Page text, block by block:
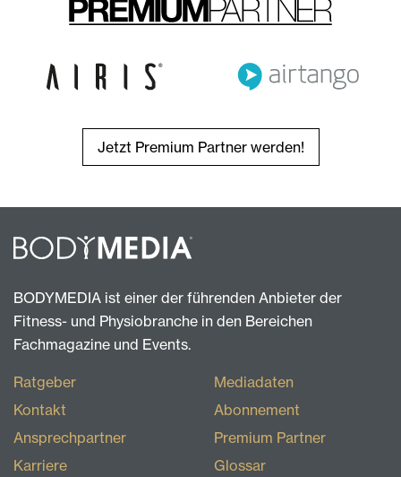
Jetzt Premium Partner werden!
BODYMEDIA ist einer der führenden Anbieter der
Fitness- und Physiobranche in den Bereichen
Fachmagazine und Events.
Ratgeber
Kontakt
Ansprechpartner
Karriere
Mediadaten
Abonnement
Premium Partner
Glossar